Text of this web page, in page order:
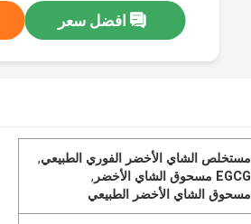
افضل سعر
مستخلص الشاي الأخضر الفوري الطبيعي,
EGCG مسحوق الشاي الأخضر
,
مسحوق الشاي الأخضر الطبيعي